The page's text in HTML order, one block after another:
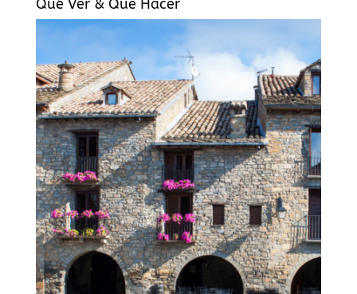
Qué Ver & Que Hacer